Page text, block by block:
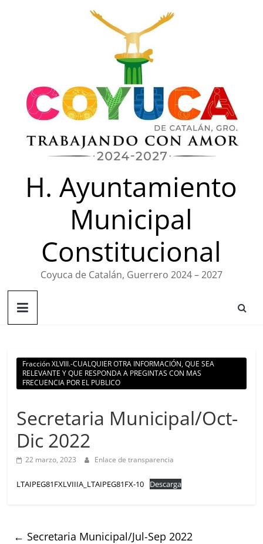
H. Ayuntamiento
Municipal
Constitucional
Coyuca de Catalán, Guerrero 2024 – 2027
Fracción XLVIII.-CUALQUIER OTRA INFORMACIÓN, QUE SEA
RELEVANTE Y QUE RESPONDA A PREGINTAS CON MAS
FRECUENCIA POR EL PUBLICO
Secretaria Municipal/Oct-
Dic 2022
22 marzo, 2023 Enlace de transparencia
LTAIPEG81FXLVIIIA_LTAIPEG81FX-10 Descarga
← Secretaria Municipal/Jul-Sep 2022